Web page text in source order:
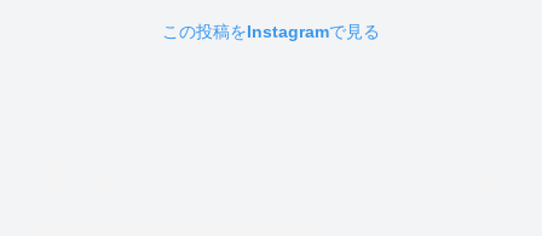
この投稿をInstagramで見る